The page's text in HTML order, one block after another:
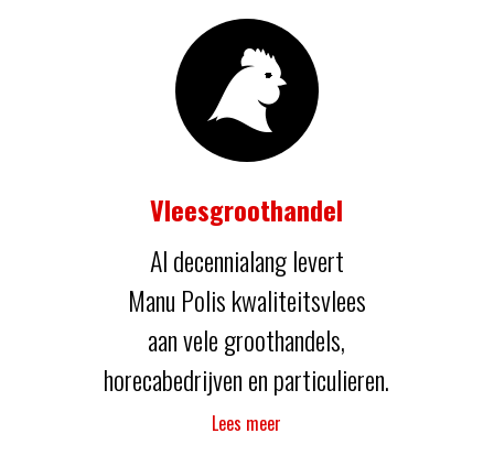
Vleesgroothandel
Al decennialang levert
Manu Polis kwaliteitsvlees
aan vele groothandels,
horecabedrijven en particulieren.
Lees meer